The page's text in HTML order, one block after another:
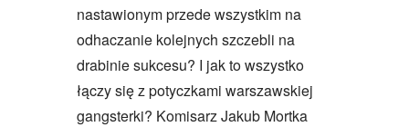
nastawionym przede wszystkim na
odhaczanie kolejnych szczebli na
drabinie sukcesu? I jak to wszystko
łączy się z potyczkami warszawskiej
gangsterki? Komisarz Jakub Mortka